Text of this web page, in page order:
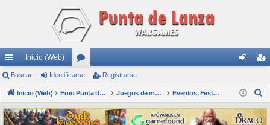
nl
ac
es
Inicio (Web)
or
os nti
fic
ist
ra
Buscar Identificarse Registrarse
Inicio (Web) Foro Punta de Lanza Wargames Juegos de mesa físicos y digitales Eventos, Festivales, Jornadas....
s